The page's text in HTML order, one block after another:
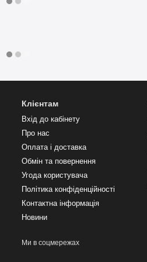
Клієнтам
Вхід до кабінету
Про нас
Оплата і доставка
Обмін та повернення
Угода користувача
Політика конфіденційності
Контактна інформація
Новини
Ми в соцмережах